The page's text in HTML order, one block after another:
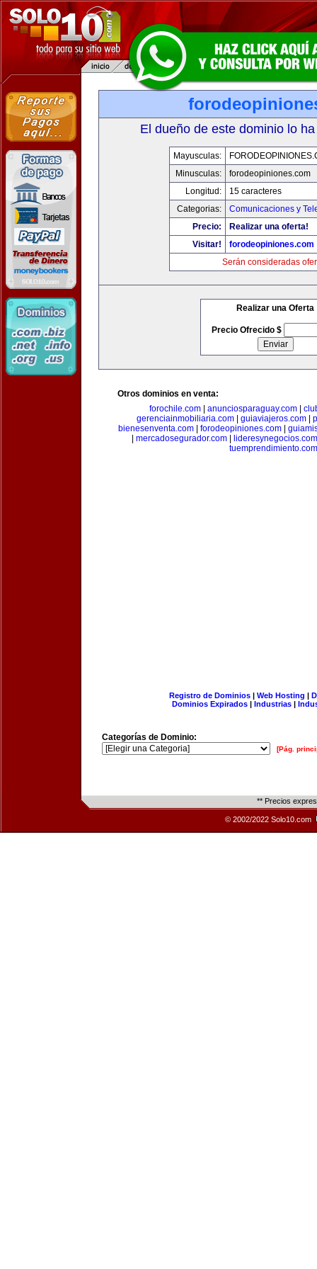
El dueño de este dominio lo
Mayusculas:
Minusculas:
forodeopiniones.com
Longitud:
15 caracteres
Categorias:
Comunicaciones y
Precio:
Realizar una oferta!
Visitar!
forodeopiniones.com
Serán consideradas
Realizar una Oferta
Precio Ofrecido $
Otros dominios en venta:
forochile.com| anunciosparaguay.com|
gerenciainmobiliaria.com
guiaviajeros.com
bienesenventa.com
forodeopiniones.com
mercadosegurador.com
lideresynegocios.com
tuemprendimiento.com
Registro de Dominios| Web Hosting |
Dominios Expirados | Industrias |
Categorías de Dominio:
[Pág.
** Precios
© 2002/2022 Solo10.com